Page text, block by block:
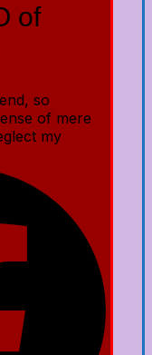
of
so
of mere
my